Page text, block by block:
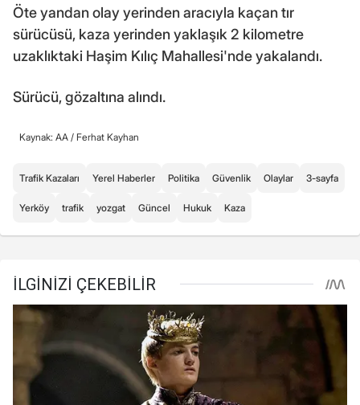
Öte yandan olay yerinden aracıyla kaçan tır
sürücüsü, kaza yerinden yaklaşık 2 kilometre
uzaklıktaki Haşim Kılıç Mahallesi'nde yakalandı.
Sürücü, gözaltına alındı.
Kaynak: AA / Ferhat Kayhan
Trafik Kazaları Yerel Haberler Politika Güvenlik Olaylar 3-sayfa
Yerköy trafik yozgat Güncel Hukuk Kaza